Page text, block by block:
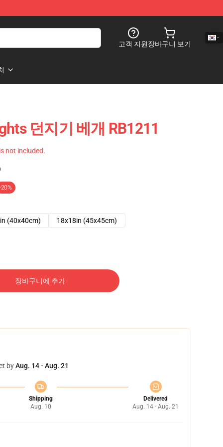
고객 지원장바구니 보기
던지기 베개 RB1211
not included.
-20%
(40x40cm) 18x18in (45x45cm)
장바구니에 추가
byAug. 14 - Aug. 21
Shipping
Aug. 10
Delivered
Aug. 14 - Aug. 21